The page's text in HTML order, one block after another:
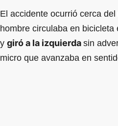
El accidente ocurrió cerca
hombre circulaba en
y giró a la izquierda sin
micro que avanzaba en